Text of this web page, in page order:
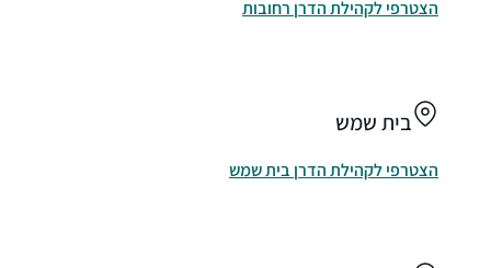
הצטרפי לקהילת הדרן רחובות
בית שמש
הצטרפי לקהילת הדרן בית שמש